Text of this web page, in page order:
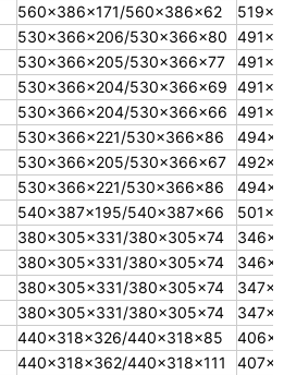
560×386×171/560×386×62
530×366×206/530×366×80
530×366×205/530×366×77
530×366×204/530×366×69
530×366×204/530×366×66
530×366×221/530×366×86
530×366×205/530×366×67
530×366×221/530×366×86
540×387×195/540×387×66
380×305×331/380×305×74
380×305×331/380×305×74
380×305×331/380×305×74
380×305×331/380×305×74
440×318×326/440×318×85
440×318×362/440×318×111